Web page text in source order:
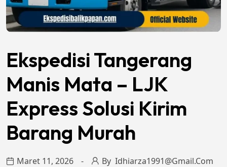
Ekspedisi Tangerang
Manis Mata – LJK
Express Solusi Kirim
Barang Murah
Maret 11, 2026 By Idhiarza1991@gmail.com